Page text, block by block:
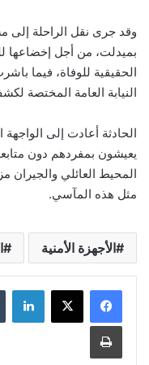
وقد جرى نقل الراحلة إلى
بميدلت، من أجل إخضاعها
الحقيقية للوفاة، فيما
النيابة العامة المختصة
الحادثة أعادت إلى
يعيشون بمفردهم دون
المحيط العائلي والجيران
مثل هذه المآسي.
الأجهزة الأمنية
طباعة